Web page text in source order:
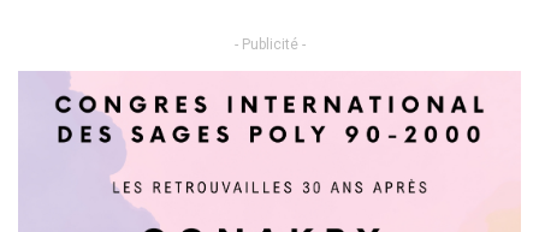
- Publicité -